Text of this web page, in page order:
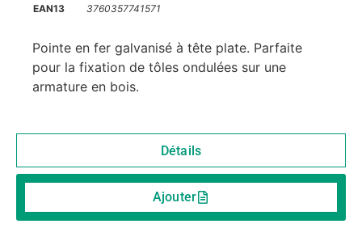
EAN13
3760357741571
Pointe en fer galvanisé à tête plate. Parfaite
pour la fixation de tôles ondulées sur une
armature en bois.
Détails
Ajouter